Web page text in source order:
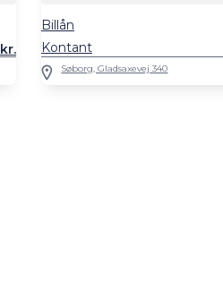
kr. Kontant
Billån
Søborg, Gladsaxevej 340